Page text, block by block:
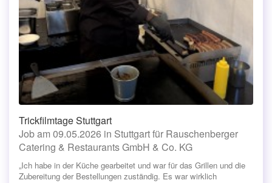
Trickfilmtage Stuttgart
Job am 09.05.2026 in Stuttgart für Rauschenberger
Catering & Restaurants GmbH & Co. KG
„Ich habe in der Küche gearbeitet und war für das Grillen und die
Zubereitung der Bestellungen zuständig. Es war wirklich